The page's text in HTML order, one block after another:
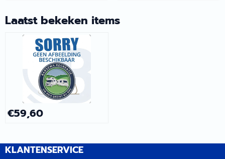
caravanonderdelen, vind je
Laatst bekeken items
€59,60
KLANTENSERVICE